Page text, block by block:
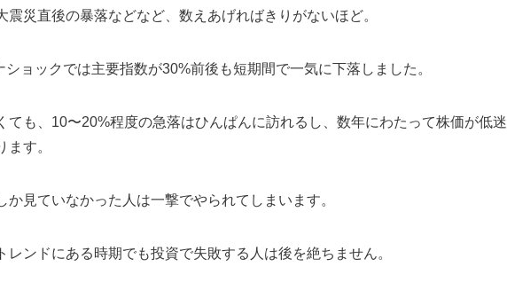
震災直後の暴落などなど、数えあげればきりがないほど。
ョックでは主要指数が30%前後も短期間で一気に下落しました。
ても、10〜20%程度の急落はひんぱんに訪れるし、数年にわたって株価が低迷
ます。
か見ていなかった人は一撃でやられてしまいます。
レンドにある時期でも投資で失敗する人は後を絶ちません。